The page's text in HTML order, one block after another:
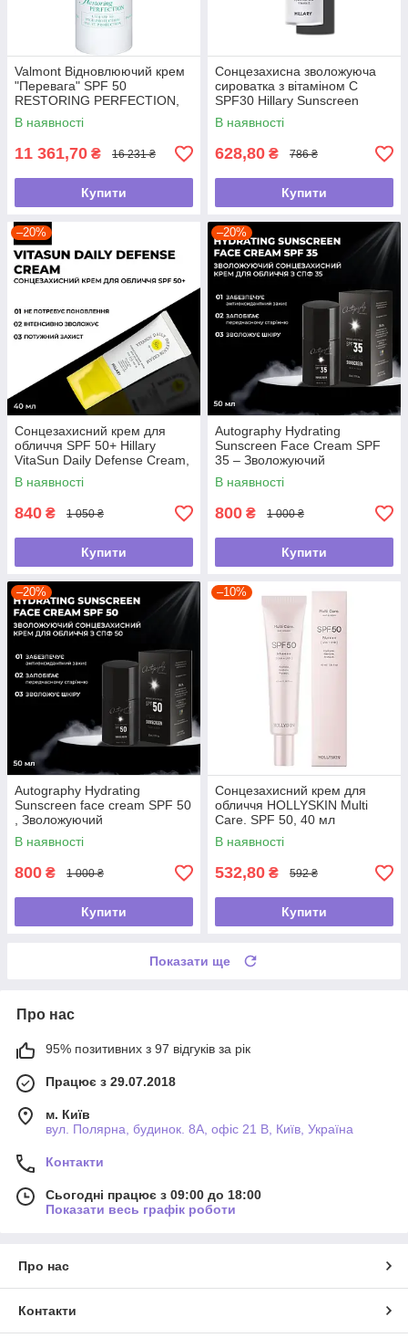
Valmont Відновлюючий крем
"Перевага" SPF 50
RESTORING PERFECTION,
30 мл
В наявності
11 361,70 ₴ 16 231 ₴
Купити
Сонцезахисна зволожуюча
сироватка з вітаміном С
SPF30 Hillary Sunscreen
moisturier serum Vitamin C
SPF30, 30 мл
В наявності
628,80 ₴ 786 ₴
Купити
–20%
Сонцезахисний крем для
обличчя SPF 50+ Hillary
VitaSun Daily Defense Cream,
40 мл
В наявності
840 ₴ 1 050 ₴
Купити
–20%
Autography Hydrating
Sunscreen Face Cream SPF
35 – Зволожуючий
сонцезахисний крем для
обличчя з СПФ 35, 50 мл
В наявності
800 ₴ 1 000 ₴
Купити
–20%
Autography Hydrating
Sunscreen face cream SPF 50
, Зволожуючий
сонцезахисний крем для
обличчя з СПФ 50, 50 мл
В наявності
800 ₴ 1 000 ₴
Купити
–10%
Сонцезахисний крем для
обличчя HOLLYSKIN Multi
Care. SPF 50, 40 мл
В наявності
532,80 ₴ 592 ₴
Купити
Показати ще
Про нас
95% позитивних з 97 відгуків за рік
Працює з 29.07.2018
м. Київ
вул. Полярна, будинок. 8А, офіс 21 В, Київ, Україна
Контакти
Сьогодні працює з 09:00 до 18:00
Показати весь графік роботи
Про нас
Контакти